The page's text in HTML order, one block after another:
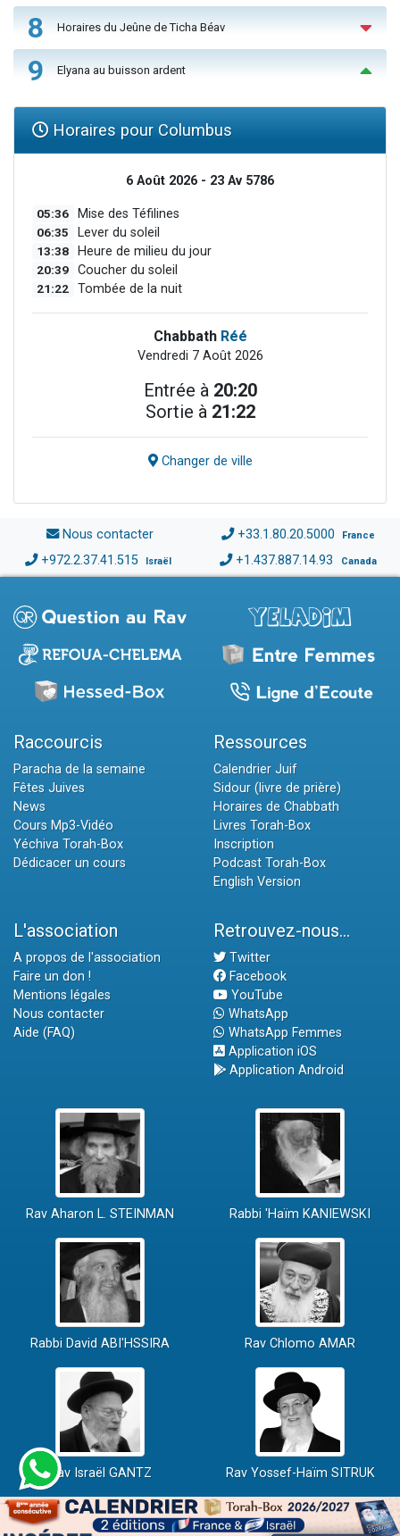
8 Horaires du Jeûne de Ticha Béav
9 Elyana au buisson ardent
Horaires pour Columbus
6 Août 2026 - 23 Av 5786
05:36 Mise des Téfilines
06:35 Lever du soleil
13:38 Heure de milieu du jour
20:39 Coucher du soleil
21:22 Tombée de la nuit
Chabbath Réé
Vendredi 7 Août 2026
Entrée à 20:20
Sortie à 21:22
Changer de ville
Nous contacter +33.1.80.20.5000 France
+972.2.37.41.515 Israël +1.437.887.14.93 Canada
Raccourcis
Paracha de la semaine
Fêtes Juives
News
Cours Mp3-Vidéo
Yéchiva Torah-Box
Dédicacer un cours
Ressources
Calendrier Juif
Sidour (livre de prière)
Horaires de Chabbath
Livres Torah-Box
Inscription
Podcast Torah-Box
English Version
L'association
A propos de l'association
Faire un don !
Mentions légales
Nous contacter
Aide (FAQ)
Retrouvez-nous...
Twitter
Facebook
YouTube
WhatsApp
WhatsApp Femmes
Application iOS
Application Android
Rav Aharon L. STEINMAN Rabbi 'Haïm KANIEWSKI
Rabbi David ABI'HSSIRA Rav Chlomo AMAR
Rav Israël GANTZ Rav Yossef-Haïm SITRUK